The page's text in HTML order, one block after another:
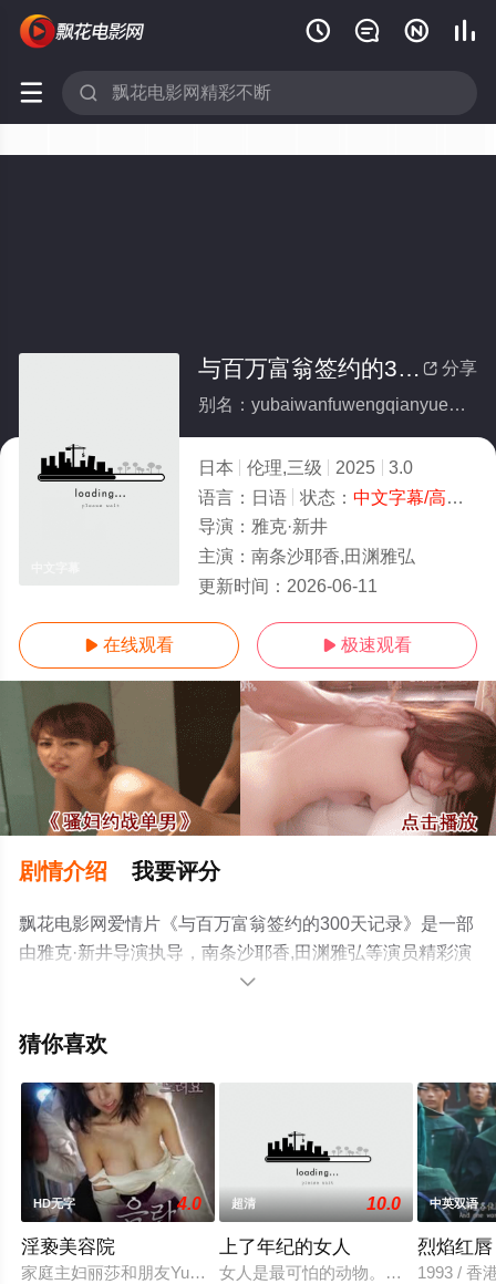
   
 
 分享
与百万富翁签约的300天记录
别名：yubaiwanfuwengqianyuede300tianjilu
日本 伦理,三级 2025
3.0
语言： 日语 状态： 中文字幕/高清
导演： 雅克·新井
主演： 南条沙耶香,田渊雅弘
更新时间： 2026-06-11
 在线观看  极速观看
剧情介绍 我要评分
飘花电影网爱情片《与百万富翁签约的300天记录》是一部
由雅克·新井导演执导，南条沙耶香,田渊雅弘等演员精彩演
绎的日本电影，手机免费观看高清未删减完整版电影大全
或剧情网等平台了解。

猜你喜欢
HD无字 4.0
淫亵美容院
家庭主妇丽莎和朋友Yuko在车站前 您将参观新开业的美容沙龙
超清 10.0
上了年纪的女人
女人是最可怕的动物。影片中的男主
中英双语
烈焰红唇
1993 / 香